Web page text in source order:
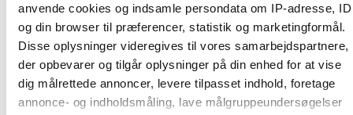
anvende cookies og indsamle persondata om IP-adresse, ID
og din browser til præferencer, statistik og marketingformål.
Disse oplysninger videregives til vores samarbejdspartnere,
der opbevarer og tilgår oplysninger på din enhed for at vise
dig målrettede annoncer, levere tilpasset indhold, foretage
annonce- og indholdsmåling, lave målgruppeundersøgelser